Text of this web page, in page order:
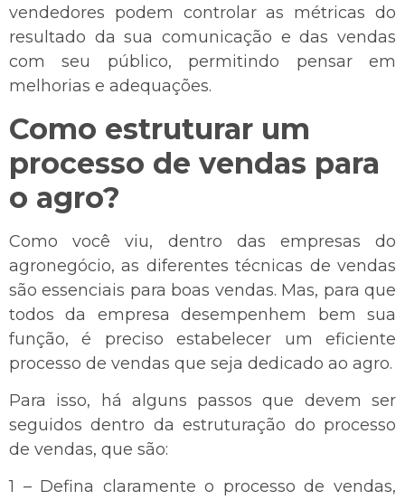
vendedores podem controlar as métricas do
resultado da sua comunicação e das vendas
com seu público, permitindo pensar em
melhorias e adequações.
Como estruturar um
processo de vendas para
o agro?
Como você viu, dentro das empresas do
agronegócio, as diferentes técnicas de vendas
são essenciais para boas vendas. Mas, para que
todos da empresa desempenhem bem sua
função, é preciso estabelecer um eficiente
processo de vendas que seja dedicado ao agro.
Para isso, há alguns passos que devem ser
seguidos dentro da estruturação do processo
de vendas, que são:
1 – Defina claramente o processo de vendas,